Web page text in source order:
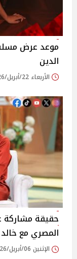
موعد عرض
الدين
الأربعاء 22/أبريل/2026 - 11:17 م
حقيقة
المصري مع خالد
الإثنين 06/أبريل/2026 - 12:02 ص